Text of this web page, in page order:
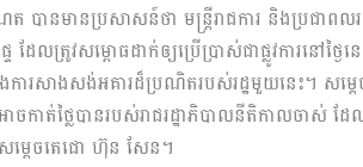
បានមានប្រសាសន៍ថា មន្ត្រីរាជការ និងប្រជាព
ដែលត្រូវសម្ពោធដាក់ឲ្យប្រើប្រាស់ជាផ្លូវការនៅថ្
ារសាងសង់អគារដ៏ប្រណិតរបស់រដ្ឋមួយនេះ។ សម្តេ
ាចកាត់ថ្លៃបានរបស់រាជរដ្ឋាភិបាលនីតិកាលចាស់
ម្តេចតេជោ​ ហ៊ុន សែន។